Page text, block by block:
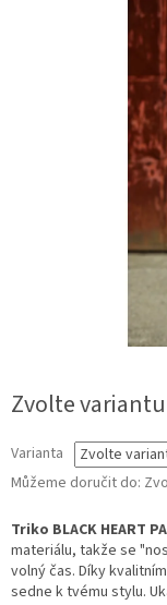
Zvolte variantu
Varianta
Můžeme doručit do:
Triko BLACK HEART
materiálu, takže se
volný čas. Díky
sedne k tvému stylu.